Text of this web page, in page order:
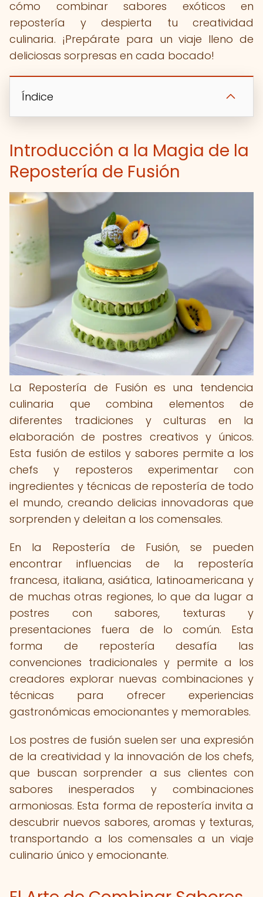
cómo combinar sabores exóticos en
repostería y despierta tu creatividad
culinaria. ¡Prepárate para un viaje lleno de
deliciosas sorpresas en cada bocado!
Índice
Introducción a la Magia de la
Repostería de Fusión
La Repostería de Fusión es una tendencia
culinaria que combina elementos de
diferentes tradiciones y culturas en la
elaboración de postres creativos y únicos.
Esta fusión de estilos y sabores permite a los
chefs y reposteros experimentar con
ingredientes y técnicas de repostería de todo
el mundo, creando delicias innovadoras que
sorprenden y deleitan a los comensales.
En la Repostería de Fusión, se pueden
encontrar influencias de la repostería
francesa, italiana, asiática, latinoamericana y
de muchas otras regiones, lo que da lugar a
postres con sabores, texturas y
presentaciones fuera de lo común. Esta
forma de repostería desafía las
convenciones tradicionales y permite a los
creadores explorar nuevas combinaciones y
técnicas para ofrecer experiencias
gastronómicas emocionantes y memorables.
Los postres de fusión suelen ser una expresión
de la creatividad y la innovación de los chefs,
que buscan sorprender a sus clientes con
sabores inesperados y combinaciones
armoniosas. Esta forma de repostería invita a
descubrir nuevos sabores, aromas y texturas,
transportando a los comensales a un viaje
culinario único y emocionante.